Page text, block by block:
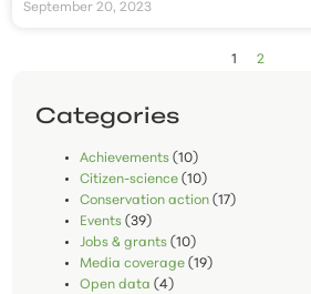
September 20, 2023
1 2
Categories
Achievements (10)
Citizen-science (10)
Conservation action (17)
Events (39)
Jobs & grants (10)
Media coverage (19)
Open data (4)